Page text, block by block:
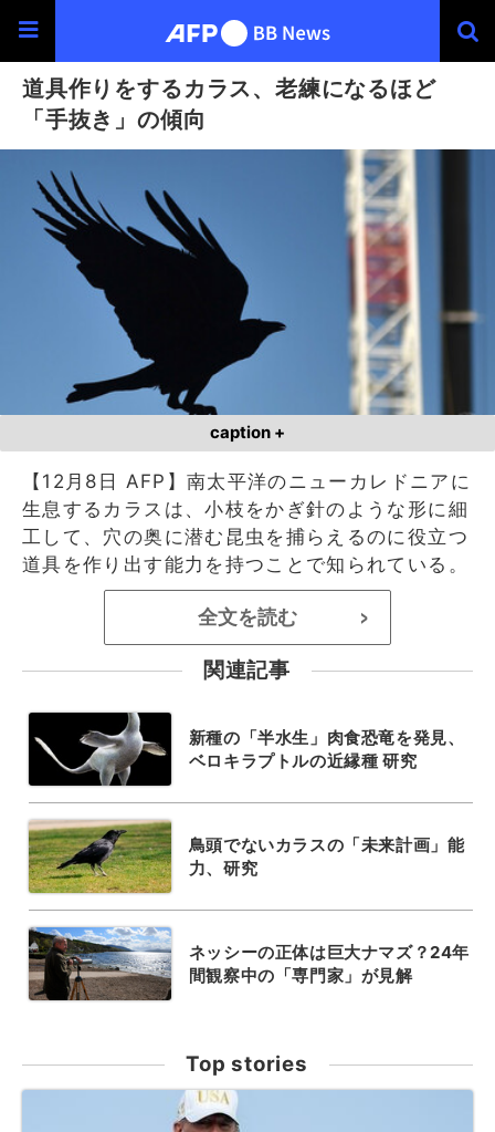
道具作りをするカラス、老練になるほど
「手抜き」の傾向
caption +
【12月8日 AFP】南太平洋のニューカレドニアに
生息するカラスは、小枝をかぎ針のような形に細
工して、穴の奥に潜む昆虫を捕らえるのに役立つ
道具を作り出す能力を持つことで知られている。
全文を読む >
関連記事
新種の「半水生」肉食恐竜を発見、
ベロキラプトルの近縁種 研究
鳥頭でないカラスの「未来計画」能
力、研究
ネッシーの正体は巨大ナマズ？24年
間観察中の「専門家」が見解
Top stories